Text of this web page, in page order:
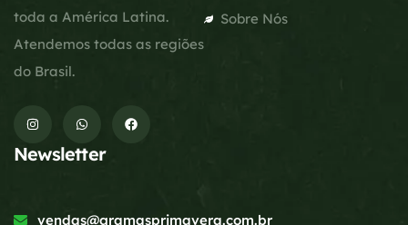
toda a América Latina.
Atendemos todas as regiões
do Brasil.
Sobre Nós
Newsletter
vendas@gramasprimavera.com.br